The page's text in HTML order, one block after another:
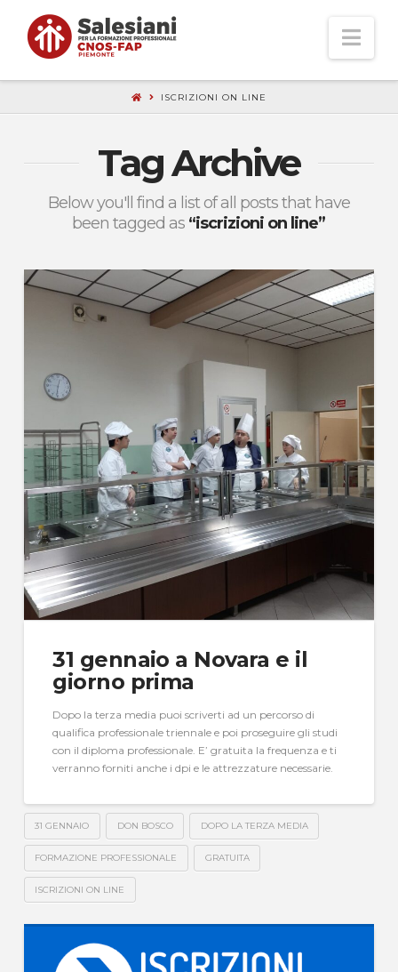
ISCRIZIONI ON LINE
Tag Archive
Below you'll find a list of all posts that have
been tagged as “iscrizioni on line”
31 gennaio a Novara e il
giorno prima
Dopo la terza media puoi scriverti ad un percorso di
qualifica professionale triennale e poi proseguire gli studi
con il diploma professionale. E’ gratuita la frequenza e ti
verranno forniti anche i dpi e le attrezzature necessarie.
31 GENNAIO DON BOSCO DOPO LA TERZA MEDIA
FORMAZIONE PROFESSIONALE GRATUITA
ISCRIZIONI ON LINE